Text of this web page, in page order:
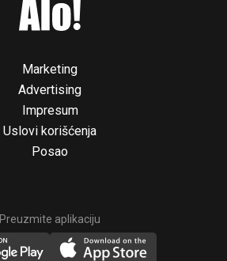
Marketing
Advertising
Impresum
Uslovi korišćenja
Posao
Preuzmite aplikaciju